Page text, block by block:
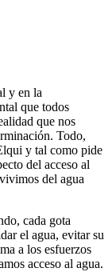
y en la
que todos
que nos
Todo,
y tal como pide
del acceso al
del agua
cada gota
el agua, evitar su
a los esfuerzos
acceso al agua.